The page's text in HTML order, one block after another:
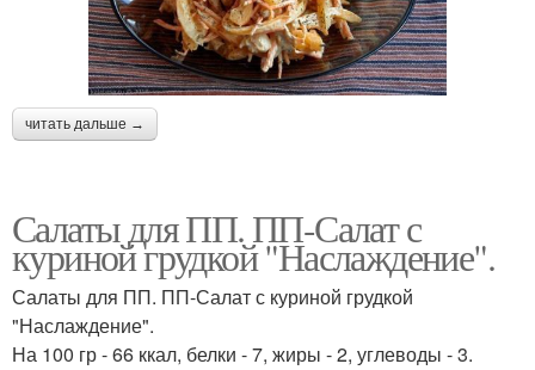
читать дальше →
Салаты для ПП. ПП-Салат с
куриной грудкой "Наслаждение".
Салаты для ПП. ПП-Салат с куриной грудкой
"Наслаждение".
На 100 гр - 66 ккал, белки - 7, жиры - 2, углеводы - 3.